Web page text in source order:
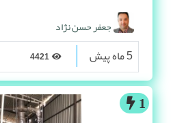
جعفر حسن نژاد
5 ماه پیش
1